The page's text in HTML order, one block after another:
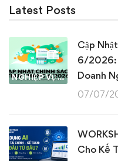
Latest Posts
NGHIỆP VỤ KẾ TOÁN & THUẾ
Cập
6/2026:
Doanh
07/07/
Cho Kế